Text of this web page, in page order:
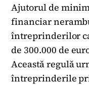
Ajutorul de
financiar
întreprinderilor
de 300.000 de
Această regulă
întreprinderile